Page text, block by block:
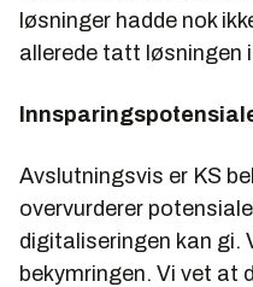
løsninger hadde nok
allerede tatt løsningen
Avslutningsvis er KS
overvurderer
digitaliseringen kan gi.
bekymringen. Vi vet at